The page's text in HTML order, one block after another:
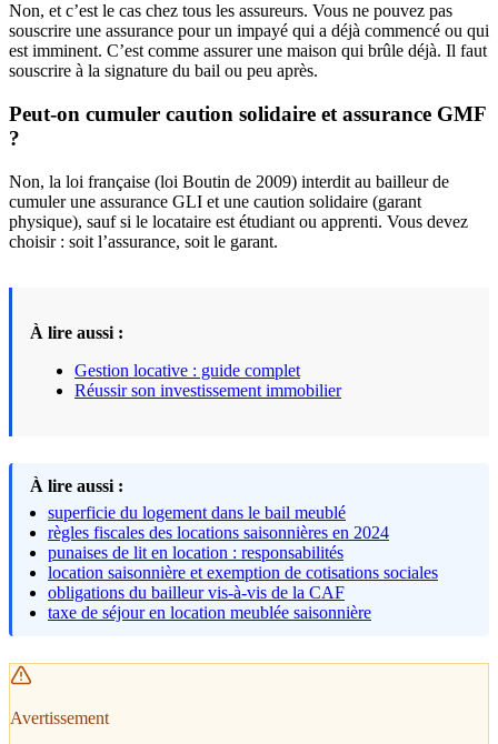
Non, et c’est le cas chez tous les assureurs. Vous ne pouvez pas
souscrire une assurance pour un impayé qui a déjà commencé ou qui
est imminent. C’est comme assurer une maison qui brûle déjà. Il faut
souscrire à la signature du bail ou peu après.
Peut-on cumuler caution solidaire et assurance GMF
?
Non, la loi française (loi Boutin de 2009) interdit au bailleur de
cumuler une assurance GLI et une caution solidaire (garant
physique), sauf si le locataire est étudiant ou apprenti. Vous devez
choisir : soit l’assurance, soit le garant.
À lire aussi :
Gestion locative : guide complet
Réussir son investissement immobilier
À lire aussi :
superficie du logement dans le bail meublé
règles fiscales des locations saisonnières en 2024
punaises de lit en location : responsabilités
location saisonnière et exemption de cotisations sociales
obligations du bailleur vis-à-vis de la CAF
taxe de séjour en location meublée saisonnière
Avertissement